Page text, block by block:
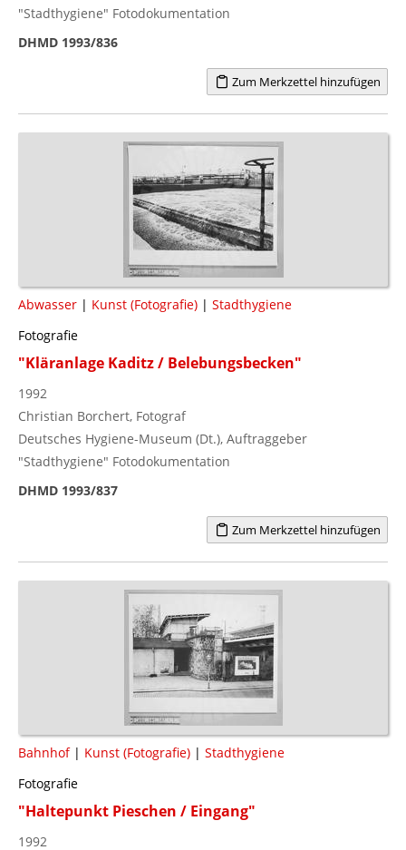
"Stadthygiene" Fotodokumentation
DHMD 1993/836
Zum Merkzettel hinzufügen
Abwasser | Kunst (Fotografie) | Stadthygiene
Fotografie
"Kläranlage Kaditz / Belebungsbecken"
1992
Christian Borchert, Fotograf
Deutsches Hygiene-Museum (Dt.), Auftraggeber
"Stadthygiene" Fotodokumentation
DHMD 1993/837
Zum Merkzettel hinzufügen
Bahnhof| Kunst (Fotografie) | Stadthygiene
Fotografie
"Haltepunkt Pieschen / Eingang"
1992